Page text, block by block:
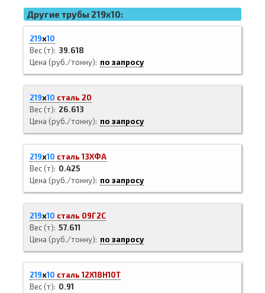
Другие трубы 219x10:
219х10
Вес (т)
39.618
Цена (руб./тонну)
по запросу
219х10 сталь 20
Вес (т)
26.613
Цена (руб./тонну)
по запросу
219х10 сталь 13ХФА
Вес (т)
0.425
Цена (руб./тонну)
по запросу
219х10 сталь 09Г2С
Вес (т) 57.611
Цена (руб./тонну)
по запросу
219х10 сталь 12Х18Н10Т
Вес (т)
0.91